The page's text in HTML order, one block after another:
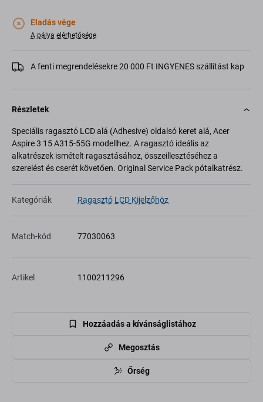
Eladás vége
A pálya elérhetősége
A fenti megrendelésekre 20 000 Ft INGYENES szállítást kap
Részletek
Speciális ragasztó LCD alá (Adhesive) oldalsó keret alá, Acer
Aspire 3 15 A315-55G modellhez. A ragasztó ideális az
alkatrészek ismételt ragasztásához, összeillesztéséhez a
szerelést és cserét követően. Original Service Pack pótalkatrész.
Kategóriák Ragasztó LCD Kijelzőhöz
Match-kód 77030063
Artikel 1100211296
Hozzáadás a kívánságlistához
Megosztás
Őrség